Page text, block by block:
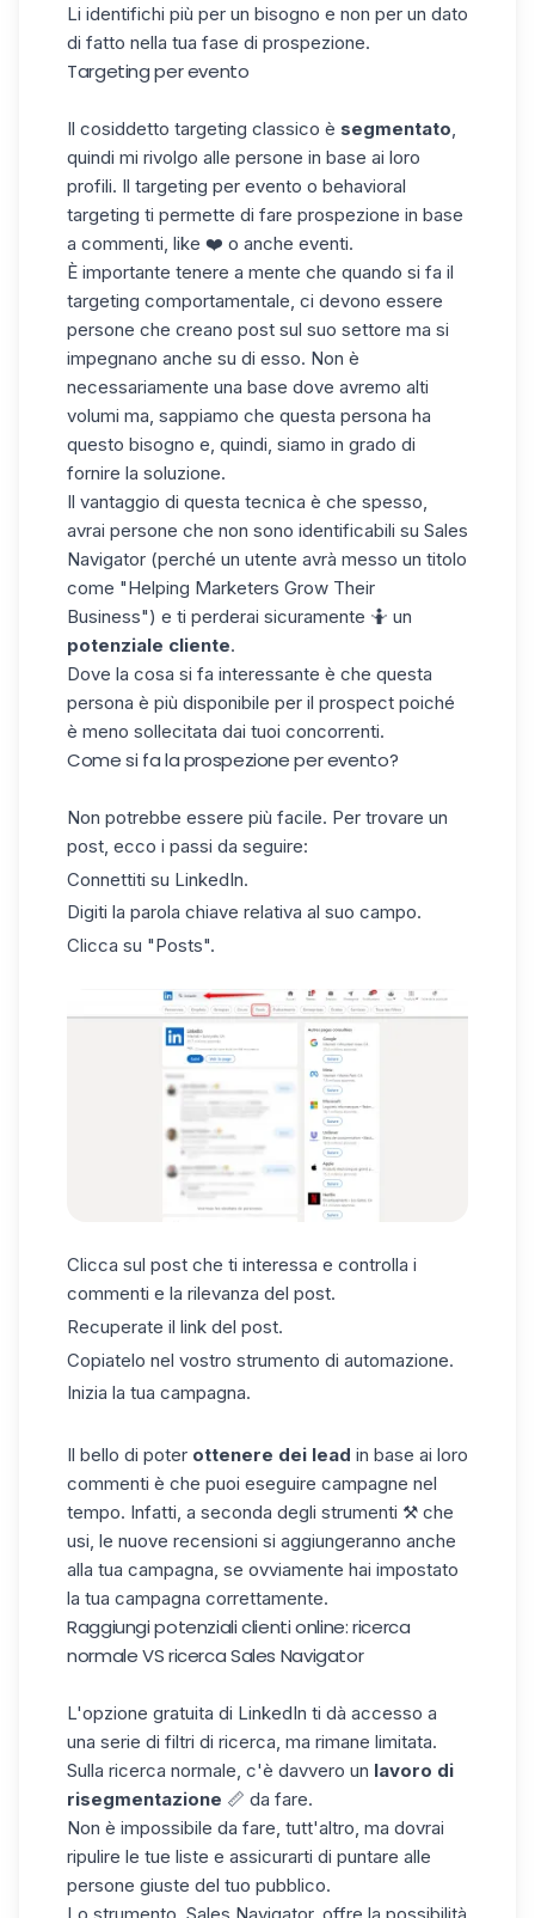
Li identifichi più per un bisogno e non per un dato
di fatto nella tua fase di prospezione.
Targeting per evento
Il cosiddetto targeting classico è segmentato
quindi mi rivolgo alle persone in base ai loro
profili. Il targeting per evento o behavioral
targeting ti permette di fare prospezione in base
a commenti, like ❤️ o anche eventi.
È importante tenere a mente che quando si fa il
targeting comportamentale, ci devono essere
persone che creano post sul suo settore ma si
impegnano anche su di esso. Non è
necessariamente una base dove avremo alti
volumi ma, sappiamo che questa persona ha
questo bisogno e, quindi, siamo in grado di
fornire la soluzione.
Il vantaggio di questa tecnica è che spesso,
avrai persone che non sono identificabili su Sales
Navigator (perché un utente avrà messo un titolo
come "Helping Marketers Grow Their
Business") e ti perderai sicuramente 🤷 un
potenziale cliente.
Dove la cosa si fa interessante è che questa
persona è più disponibile per il prospect poiché
è meno sollecitata dai tuoi concorrenti.
Come si fa la prospezione per evento?
Non potrebbe essere più facile. Per trovare un
post , ecco i passi da seguire:
Connettiti su LinkedIn.
Digiti la parola chiave relativa al suo campo.
Clicca su "Posts".
Clicca sul post che ti interessa e controlla i
commenti e la rilevanza del post.
Recuperate il link del post.
Copiatelo nel vostro strumento di automazione.
Inizia la tua campagna.
Il bello di poter ottenere dei lead in base ai loro
commenti è che puoi eseguire campagne nel
tempo. Infatti, a seconda degli strumenti ⚒️ che
usi, le nuove recensioni si aggiungeranno anche
alla tua campagna, se ovviamente hai impostato
la tua campagna correttamente.
Raggiungi potenziali clienti online: ricerca
normale VS ricerca Sales Navigator
L'opzione gratuita di LinkedIn ti dà accesso a
una serie di filtri di ricerca, ma rimane limitata.
Sulla ricerca normale, c'è davvero un lavoro di
risegmentazione 📏 da fare.
Non è impossibile da fare, tutt'altro, ma dovrai
ripulire le tue liste e assicurarti di puntare alle
persone giuste del tuo pubblico.